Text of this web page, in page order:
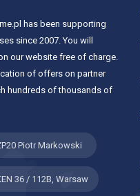
has been supporting
since 2007. You will
our website free of charge.
of offers on partner
hundreds of thousands of
Piotr Markowski
36 / 112B, Warsaw